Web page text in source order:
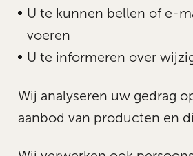
U te kunnen bellen of e-
voeren
U te informeren over
Wij analyseren uw gedrag
aanbod van producten en